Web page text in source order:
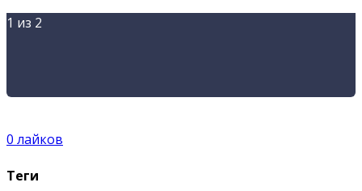
1 из 2
0 лайков
Теги